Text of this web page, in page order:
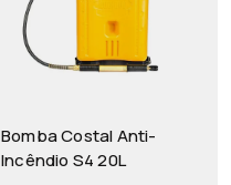
Bomba Costal Anti-
Incêndio S4 20L